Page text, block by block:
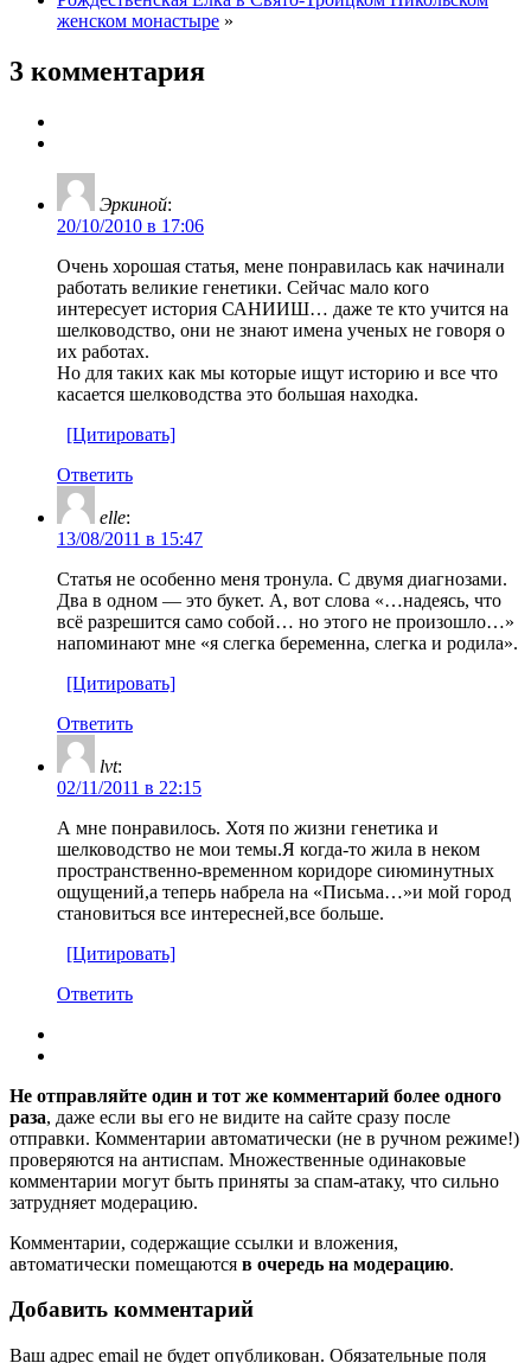
женском монастыре »
3 комментария
Эркиной:
20/10/2010 в 17:06
Очень хорошая статья, мене понравилась как начинали
работать великие генетики. Сейчас мало кого
интересует история САНИИШ… даже те кто учится на
шелководство, они не знают имена ученых не говоря о
их работах.
Но для таких как мы которые ищут историю и все что
касается шелководства это большая находка.
[Цитировать]
Ответить
elle:
13/08/2011 в 15:47
Статья не особенно меня тронула. С двумя диагнозами.
Два в одном — это букет. А, вот слова «…надеясь, что
всё разрешится само собой… но этого не произошло…»
напоминают мне «я слегка беременна, слегка и родила».
[Цитировать]
Ответить
lvt:
02/11/2011 в 22:15
А мне понравилось. Хотя по жизни генетика и
шелководство не мои темы.Я когда-то жила в неком
пространственно-временном коридоре сиюминутных
ощущений,а теперь набрела на «Письма…»и мой город
становиться все интересней,все больше.
[Цитировать]
Ответить
Не отправляйте один и тот же комментарий более одного
раза, даже если вы его не видите на сайте сразу после
отправки. Комментарии автоматически (не в ручном режиме!)
проверяются на антиспам. Множественные одинаковые
комментарии могут быть приняты за спам-атаку, что сильно
затрудняет модерацию.
Комментарии, содержащие ссылки и вложения,
автоматически помещаются в очередь на модерацию.
Добавить комментарий
Ваш адрес email не будет опубликован. Обязательные поля